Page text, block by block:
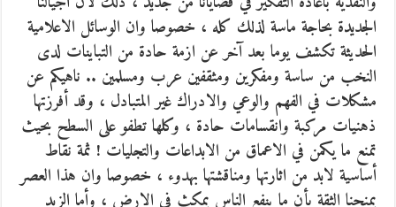
الجديدة بحاجة ماسة لذلك كله ، خصوصا وان الوسائل الاعلامية
الحديثة تكشف يوما بعد آخر عن ازمة حادة من التباينات لدى
النخب من ساسة ومفكرين ومثقفين عرب ومسلمين .. ناهيكم عن
مشكلات في الفهم والوعي والادراك غير المتبادل ، وقد أفرزتها
ذهنيات مركبة وانقسامات حادة ، وكلها تطفو على السطح بحيث
تمنع ما يكمن في الاعماق من الابداعات والتجليات ! ثمة نقاط
أساسية لابد من اثارتها ومناقشتها بهدوء ، خصوصا وان هذا العصر